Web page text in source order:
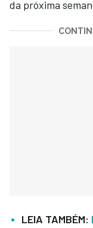
da próxima
LEIA TAMBÉM: